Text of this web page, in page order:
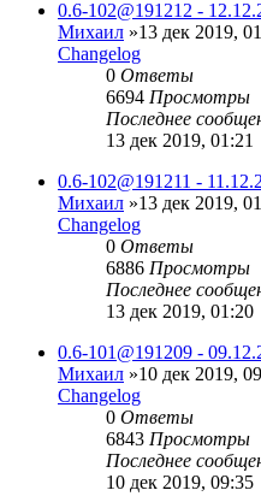
0.6-102@191212 -
Михаил »13 дек 2019,
Changelog
0 Ответы
6694 Просмотры
Последнее
13 дек 2019, 01:21
0.6-102@191211 -
Михаил »13 дек 2019,
Changelog
0 Ответы
6886 Просмотры
Последнее
13 дек 2019, 01:20
0.6-101@191209 -
Михаил »10 дек 2019,
Changelog
0 Ответы
6843 Просмотры
Последнее
10 дек 2019, 09:35